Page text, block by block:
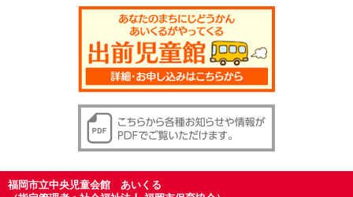
福岡市立中央児童会館 あいくる